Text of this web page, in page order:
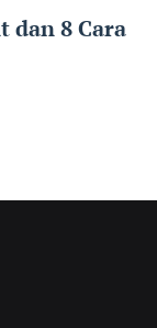
dan 8 Cara